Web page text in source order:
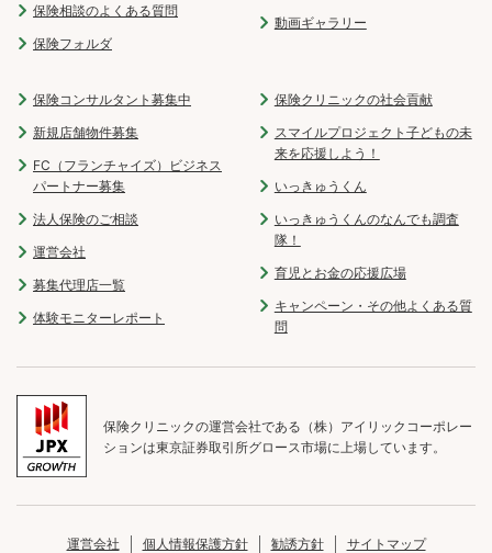
保険相談のよくある質問
保険フォルダ
動画ギャラリー
保険コンサルタント募集中
新規店舗物件募集
FC（フランチャイズ）ビジネス
パートナー募集
法人保険のご相談
運営会社
募集代理店一覧
体験モニターレポート
保険クリニックの社会貢献
スマイルプロジェクト子どもの未
来を応援しよう！
いっきゅうくん
いっきゅうくんのなんでも調査
隊！
育児とお金の応援広場
キャンペーン・その他よくある質
問
保険クリニックの運営会社である（株）アイリックコーポレー
ションは東京証券取引所グロース市場に上場しています。
運営会社 個人情報保護方針 勧誘方針 サイトマップ